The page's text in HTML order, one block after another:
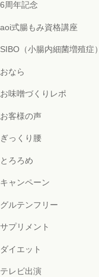
6周年記念
aoi式腸もみ資格講座
SIBO（小腸内細菌増殖症）
おなら
お味噌づくりレポ
お客様の声
ぎっくり腰
とろろめ
キャンペーン
グルテンフリー
サプリメント
ダイエット
テレビ出演